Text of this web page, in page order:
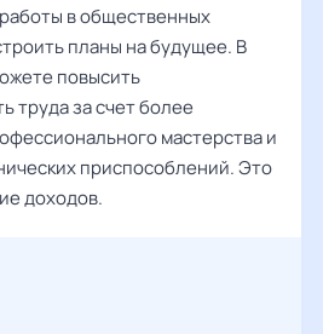
в общественных
планы на будущее. В
повысить
труда за счет более
мастерства и
приспособлений. Это
доходов.